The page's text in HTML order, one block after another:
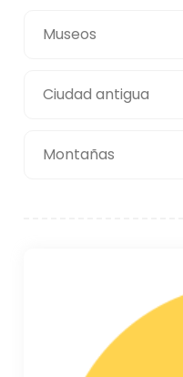
Museos
Ciudad antigua
Montañas